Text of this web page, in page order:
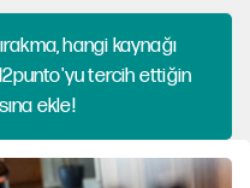
hangi kaynağı
tercih ettiğin
ekle!